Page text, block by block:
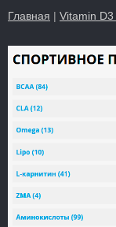
Главная | Vitamin